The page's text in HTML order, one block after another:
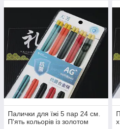
Палички для їжі 5 пар 24 см.
П'ять кольорів із золотом